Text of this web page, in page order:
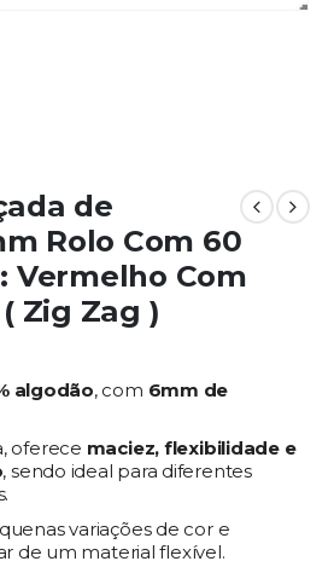
de
Rolo Com 60
Vermelho Com
Zig Zag )
algodão, com 6mm de
oferece maciez, flexibilidade e
, sendo ideal para diferentes
variações de cor e
de um material flexível.